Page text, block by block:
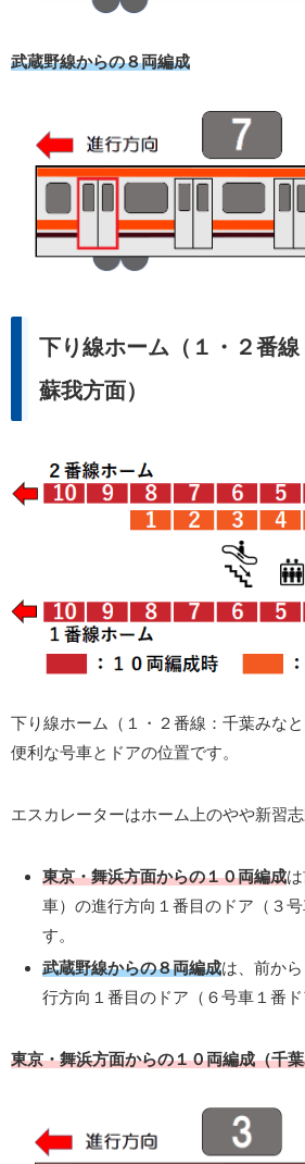
武蔵野線からの８両編成
下り線ホーム（１・２番線
蘇我方面）
下り線ホーム（１・２番線：千葉みな
便利な号車とドアの位置です。
エスカレーターはホーム上のやや新習志
東京・舞浜方面からの１０両編成
車）の進行方向１番目のドア（３
す。
武蔵野線からの８両編成は、前か
行方向１番目のドア（６号車１番ド
東京・舞浜方面からの１０両編成（千